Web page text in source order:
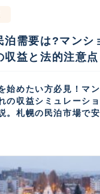
泊需要は?マンシ
収益と法的注意点
始めたい方必見！マ
の収益シミュレーシ
。札幌の民泊市場で